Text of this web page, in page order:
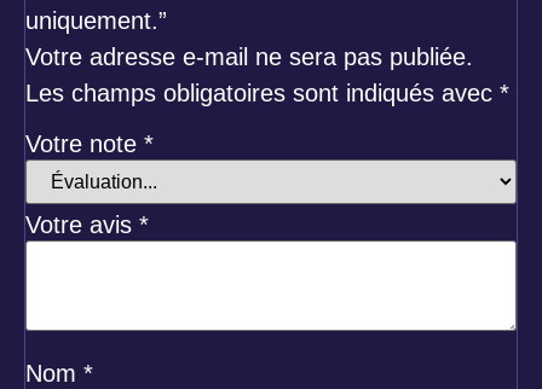
uniquement.”
Votre adresse e-mail ne sera pas publiée.
Les champs obligatoires sont indiqués avec *
Votre note *
Votre avis *
Nom *